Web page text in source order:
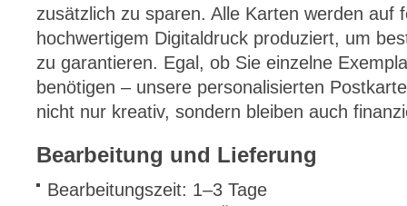
zusätzlich zu sparen. Alle Karten werden auf
hochwertigem Digitaldruck produziert, um
zu garantieren. Egal, ob Sie einzelne
benötigen – unsere personalisierten
nicht nur kreativ, sondern bleiben auch
Bearbeitung und Lieferung
Bearbeitungszeit: 1–3 Tage